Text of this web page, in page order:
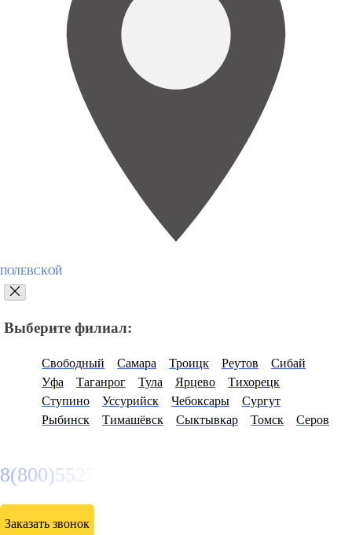
ПОЛЕВСКОЙ
Выберите филиал:
Свободный Самара Троицк Реутов
Сибай
Уфа
Таганрог Тула Ярцево
Тихорецк
Ступино
Уссурийск Чебоксары
Сургут
Рыбинск
Тимашёвск Сыктывкар Томск Серов
8(800)5527584
Заказать звонок